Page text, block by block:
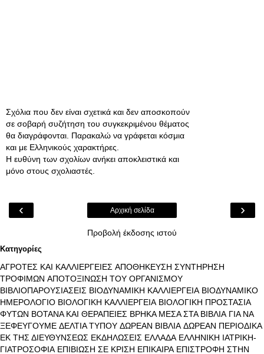
Σχόλια που δεν είναι σχετικά και δεν αποσκοπούν
σε σοβαρή συζήτηση του συγκεκριμένου θέματος
θα διαγράφονται. Παρακαλώ να γράφεται κόσμια
και με Ελληνικούς χαρακτήρες.
Η ευθύνη των σχολίων ανήκει αποκλειστικά και
μόνο στους σχολιαστές.
‹ ›
Αρχική σελίδα
Προβολή έκδοσης ιστού
Κατηγορίες
ΑΓΡΟΤΕΣ ΚΑΙ ΚΑΛΛΙΕΡΓΕΙΕΣ ΑΠΟΘΗΚΕΥΣΗ ΣΥΝΤΗΡΗΣΗ
ΤΡΟΦΙΜΩΝ ΑΠΟΤΟΞΙΝΩΣΗ ΤΟΥ ΟΡΓΑΝΙΣΜΟΥ
ΒΙΒΛΙΟΠΑΡΟΥΣΙΑΣΕΙΣ ΒΙΟΔΥΝΑΜΙΚΗ ΚΑΛΛΙΕΡΓΕΙΑ ΒΙΟΔΥΝΑΜΙΚΟ
ΗΜΕΡΟΛΟΓΙΟ ΒΙΟΛΟΓΙΚΗ ΚΑΛΛΙΕΡΓΕΙΑ ΒΙΟΛΟΓΙΚΗ ΠΡΟΣΤΑΣΙΑ
ΦΥΤΩΝ ΒΟΤΑΝΑ ΚΑΙ ΘΕΡΑΠΕΙΕΣ ΒΡΗΚΑ ΜΕΣΑ ΣΤΑ ΒΙΒΛΙΑ ΓΙΑ ΝΑ
ΞΕΦΕΥΓΟΥΜΕ ΔΕΛΤΙΑ ΤΥΠΟΥ ΔΩΡΕΑΝ ΒΙΒΛΙΑ ΔΩΡΕΑΝ ΠΕΡΙΟΔΙΚΑ
ΕΚ ΤΗΣ ΔΙΕΥΘΥΝΣΕΩΣ ΕΚΔΗΛΩΣΕΙΣ ΕΛΛΑΔΑ ΕΛΛΗΝΙΚΗ ΙΑΤΡΙΚΗ-
ΓΙΑΤΡΟΣΟΦΙΑ ΕΠΙΒΙΩΣΗ ΣΕ ΚΡΙΣΗ ΕΠΙΚΑΙΡΑ ΕΠΙΣΤΡΟΦΗ ΣΤΗΝ